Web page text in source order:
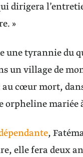
dirigera
»
une tyrannie du
un village de
au cœur mort,
mariée
,
elle fera deux